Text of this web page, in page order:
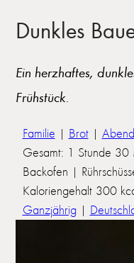
Dunkles
Ein herzhaftes,
Frühstück.
Familie | Brot|
Gesamt: 1 Stunde
Backofen |
Kaloriengehalt 300
Ganzjährig |